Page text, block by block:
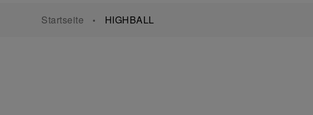
Startseite HIGHBALL